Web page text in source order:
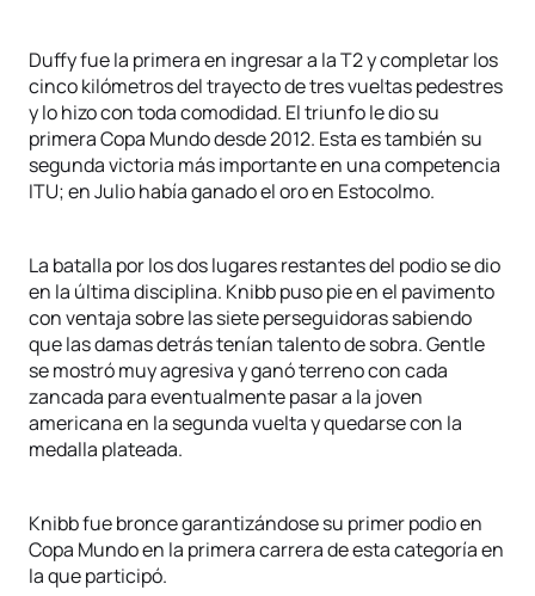
Duffy fue la primera en ingresar a la T2 y completar los
cinco kilómetros del trayecto de tres vueltas pedestres
y lo hizo con toda comodidad. El triunfo le dio su
primera Copa Mundo desde 2012. Esta es también su
segunda victoria más importante en una competencia
ITU; en Julio había ganado el oro en Estocolmo.
La batalla por los dos lugares restantes del podio se dio
en la última disciplina. Knibb puso pie en el pavimento
con ventaja sobre las siete perseguidoras sabiendo
que las damas detrás tenían talento de sobra. Gentle
se mostró muy agresiva y ganó terreno con cada
zancada para eventualmente pasar a la joven
americana en la segunda vuelta y quedarse con la
medalla plateada.
Knibb fue bronce garantizándose su primer podio en
Copa Mundo en la primera carrera de esta categoría en
la que participó.